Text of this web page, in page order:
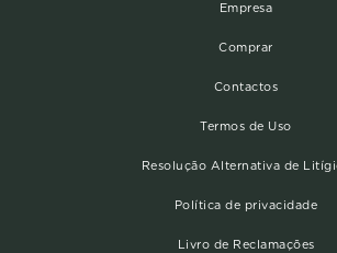
Empresa
Comprar
Contactos
Termos de Uso
Resolução Alternativa de
Política de privacidade
Livro de Reclamações